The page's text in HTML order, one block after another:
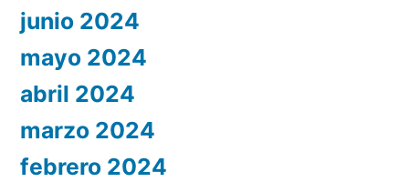
junio 2024
mayo 2024
abril 2024
marzo 2024
febrero 2024